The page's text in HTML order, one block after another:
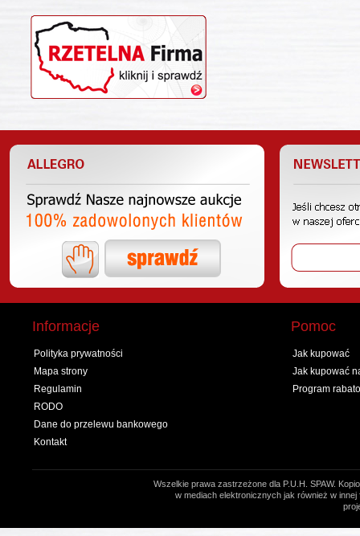
Informacje
Polityka prywatności
Mapa strony
Regulamin
RODO
Dane do przelewu bankowego
Kontakt
Pomoc
Jak kupować
Jak kupować
Program
Wszelkie prawa zastrzeżone dla P.U.H. SPAW.
w mediach elektronicznych jak również w